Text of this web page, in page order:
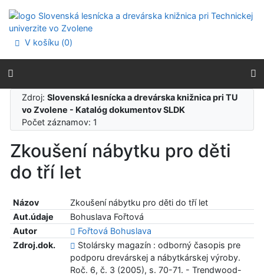
Prejsť na menu
Prehlásenie o webovej prístupnosti
V košíku (0)
Zdroj:Slovenská lesnícka a drevárska knižnica pri TU
vo Zvolene - Katalóg dokumentov SLDK
Počet záznamov: 1
Zkoušení nábytku pro děti
do tří let
Názov
Zkoušení nábytku pro děti do tří let
Aut.údaje
Bohuslava Fořtová
Autor
Fořtová Bohuslava
Zdroj.dok.
Stolársky magazín : odborný časopis pre
podporu drevárskej a nábytkárskej výroby.
Roč. 6, č. 3 (2005), s. 70-71. - Trendwood-